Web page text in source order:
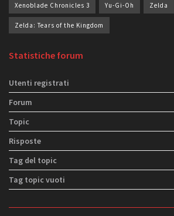
Xenoblade Chronicles 3 Yu-Gi-Oh Zelda
Zelda: Tears of the Kingdom
Statistiche forum
Utenti registrati
Forum
Topic
Risposte
Tag del topic
Tag topic vuoti